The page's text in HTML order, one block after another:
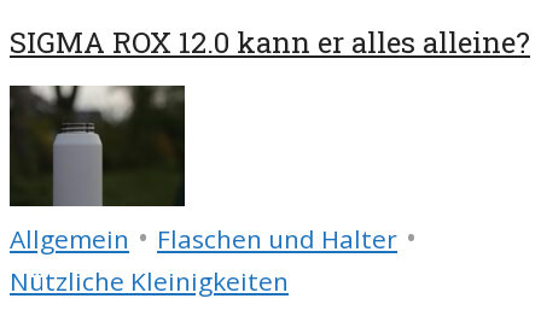
SIGMA ROX 12.0 kann er alles alleine?
Allgemein • Flaschen und Halter •
Nützliche Kleinigkeiten